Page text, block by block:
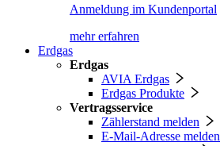
Anmeldung im Kundenportal
mehr erfahren
Erdgas
Erdgas
AVIA Erdgas
Erdgas Produkte
Vertragsservice
Zählerstand melden
E-Mail-Adresse melden